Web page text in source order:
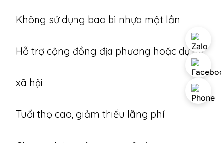
Không sử dụng bao bì nhựa một lần
Hỗ trợ cộng đồng địa phương hoặc dự án
xã hội
Tuổi thọ cao, giảm thiểu lãng phí